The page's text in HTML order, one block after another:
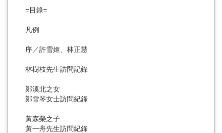
=目錄=
凡例
序／許雪姬、林正慧
林樹枝先生訪問記錄
鄭溪北之女
鄭雪琴女士訪問紀錄
黃森榮之子
黃一舟先生訪問紀錄